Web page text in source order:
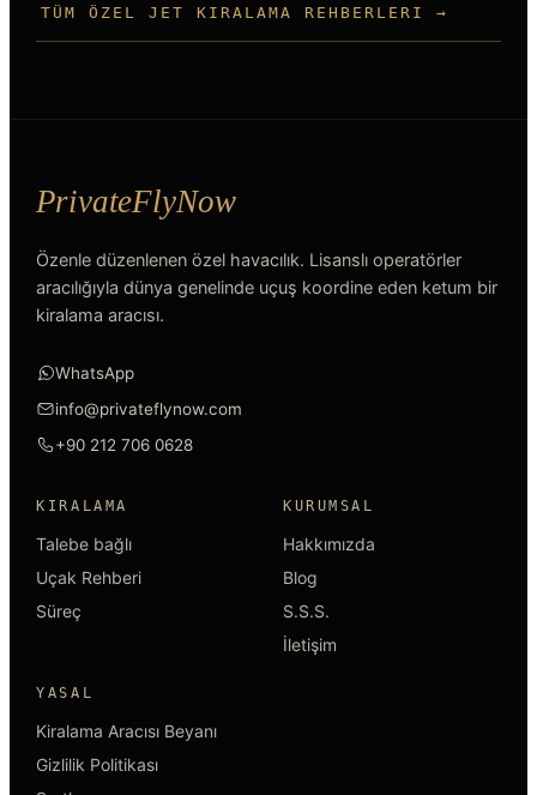
TÜM ÖZEL JET KIRALAMA REHBERLERI →
Özenle düzenlenen özel havacılık. Lisanslı operatörler
aracılığıyla dünya genelinde uçuş koordine eden ketum bir
kiralama aracısı.
WhatsApp
info@privateflynow.com
+90 212 706 0628
KIRALAMA
Talebe bağlı
Uçak Rehberi
Süreç
KURUMSAL
Hakkımızda
Blog
S.S.S.
İletişim
YASAL
Kiralama Aracısı Beyanı
Gizlilik Politikası